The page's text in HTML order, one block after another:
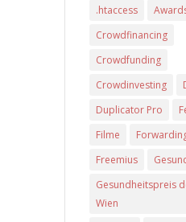
.htaccess
Crowdfinancing
Crowdfunding
Crowdinvesting
Duplicator Pro
Filme
Freemius
Gesundheitspreis
Wien